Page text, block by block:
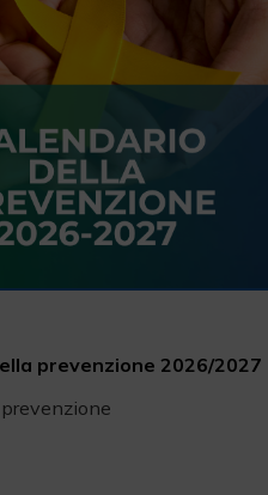
prevenzione 2026/2027